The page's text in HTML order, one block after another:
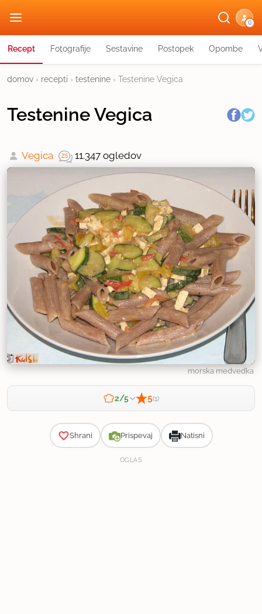
G
Recept Fotografije Sestavine Postopek Opombe
domov › recepti › testenine › Testenine Vegica
Testenine Vegica
Vegica 11.347 ogledov
morska medvedka
2/5 5(1)
Shrani Prispevaj Natisni
OGLAS